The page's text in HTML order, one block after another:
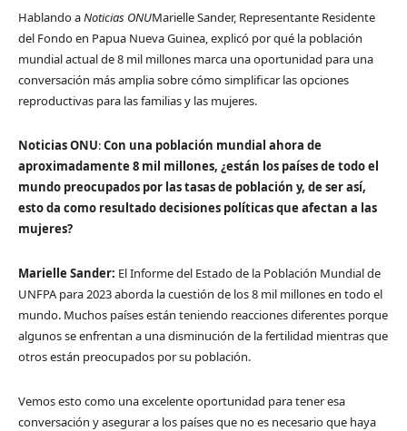
Hablando aNoticias ONUMarielle Sander, Representante Residente
del Fondo en Papua Nueva Guinea, explicó por qué la población
mundial actual de 8 mil millones marca una oportunidad para una
conversación más amplia sobre cómo simplificar las opciones
reproductivas para las familias y las mujeres.
Noticias ONU:Con una población mundial ahora de
aproximadamente 8 mil millones, ¿están los países de todo el
mundo preocupados por las tasas de población y, de ser así,
esto da como resultado decisiones políticas que afectan a las
mujeres?
Marielle Sander: El Informe del Estado de la Población Mundial de
UNFPA para 2023 aborda la cuestión de los 8 mil millones en todo el
mundo. Muchos países están teniendo reacciones diferentes porque
algunos se enfrentan a una disminución de la fertilidad mientras que
otros están preocupados por su población.
Vemos esto como una excelente oportunidad para tener esa
conversación y asegurar a los países que no es necesario que haya